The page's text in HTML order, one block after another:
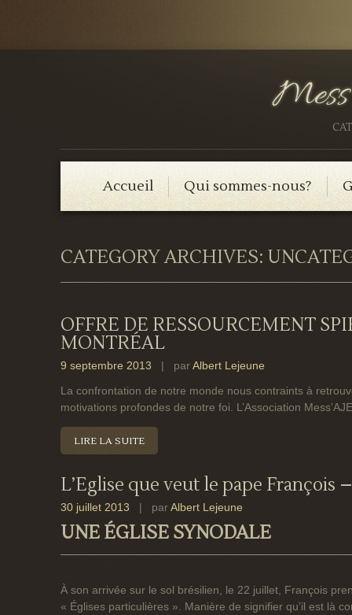
Accueil Qui sommes-nous?
CATEGORY ARCHIVES:
OFFRE DE RESSOURCEMENT
MONTRÉAL
9 septembre 2013 | parAlbert Lejeune
La confrontation de notre monde nous contraints à
motivations profondes de notre foi. L’Association
LIRE LA SUITE
L’Eglise que veut le pape François
30 juillet 2013 | parAlbert Lejeune
UNE ÉGLISE SYNODALE
À son arrivée sur le sol brésilien, le 22 juillet, François
« Églises particulières ». Manière de signifier qu’il est là